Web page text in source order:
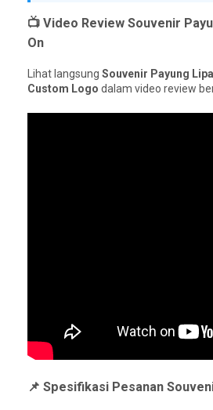
📺 Video Review Souvenir
On
Lihat langsung Souvenir Payung
Custom Logo dalam video review
📌 Spesifikasi Pesanan